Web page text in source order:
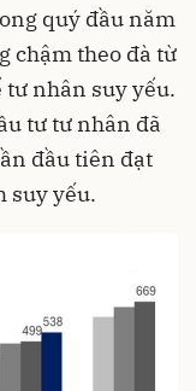
quý đầu năm
chậm theo đà từ
nhân suy yếu.
tư tư nhân đã
đầu tiên đạt
suy yếu.